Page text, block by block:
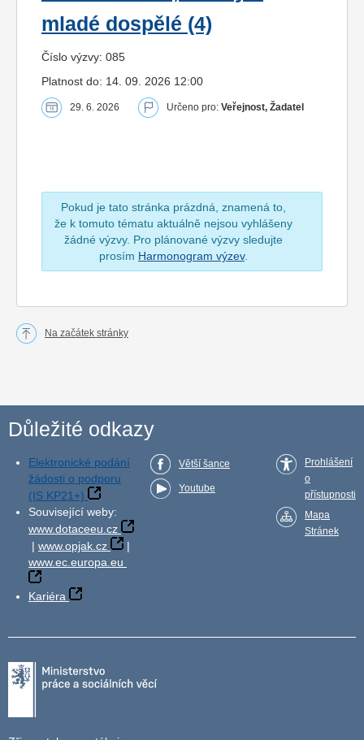
mladé dospělé (4)
Číslo výzvy: 085
Platnost do: 14. 09. 2026 12:00
29. 6. 2026 Určeno pro: Veřejnost, Žadatel
Pokud je tato stránka prázdná, znamená to,
že k tomuto tématu aktuálně nejsou vyhlášeny
žádné výzvy. Pro plánované výzvy sledujte
prosím Harmonogram výzev.
Na začátek stránky
Důležité odkazy
Elektronické podání
žádosti o podporu
(IS KP21+)
Související weby:
www.dotaceeu.cz
| www.opjak.cz
|
www.ec.europa.eu
Kariéra
Větší šance
Youtube
Prohlášení
o
přístupnosti
Mapa
Stránek